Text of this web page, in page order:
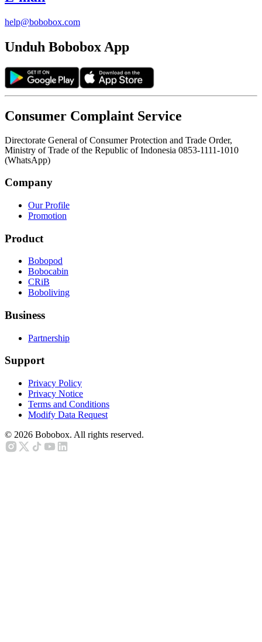
help@bobobox.com
Unduh Bobobox App
Consumer Complaint Service
Directorate General of Consumer Protection and Trade Order,
Ministry of Trade of the Republic of Indonesia 0853-1111-1010
(WhatsApp)
Company
Our Profile
Promotion
Product
Bobopod
Bobocabin
CRiB
Boboliving
Business
Partnership
Support
Privacy Policy
Privacy Notice
Terms and Conditions
Modify Data Request
© 2026 Bobobox. All rights reserved.